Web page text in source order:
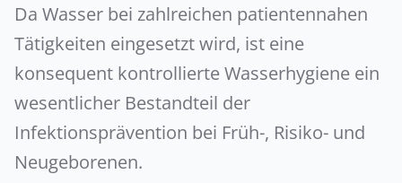
Da Wasser bei zahlreichen patientennahen
Tätigkeiten eingesetzt wird, ist eine
konsequent kontrollierte Wasserhygiene ein
wesentlicher Bestandteil der
Infektionsprävention bei Früh-, Risiko- und
Neugeborenen.